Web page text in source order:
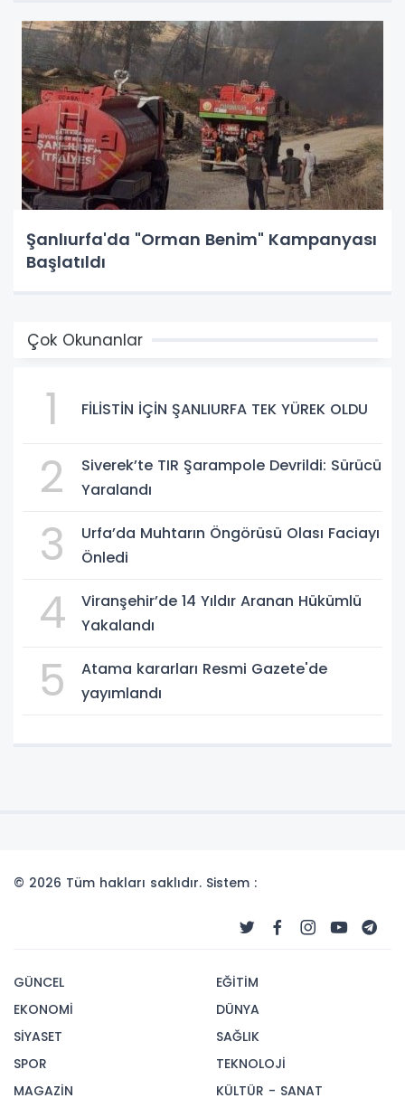
Şanlıurfa'da "Orman Benim" Kampanyası
Başlatıldı
Çok Okunanlar
1 FİLİSTİN İÇİN ŞANLIURFA TEK YÜREK OLDU
2
Siverek’te TIR Şarampole Devrildi: Sürücü
Yaralandı
3
Urfa’da Muhtarın Öngörüsü Olası Faciayı
Önledi
4
Viranşehir’de 14 Yıldır Aranan Hükümlü
Yakalandı
5
Atama kararları Resmi Gazete'de
yayımlandı
© 2026 Tüm hakları saklıdır. Sistem :
GÜNCEL
EKONOMİ
SİYASET
SPOR
MAGAZİN
EĞİTİM
DÜNYA
SAĞLIK
TEKNOLOJİ
KÜLTÜR - SANAT